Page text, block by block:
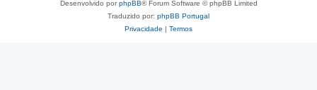
Desenvolvido porphpBB® Forum Software © phpBB Limited
Traduzido por: phpBB Portugal
Privacidade | Termos